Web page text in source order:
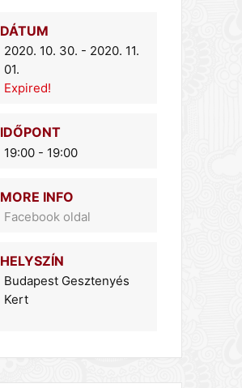
DÁTUM
2020. 10. 30. - 2020. 11.
01.
Expired!
IDŐPONT
19:00 - 19:00
MORE INFO
Facebook oldal
HELYSZÍN
Budapest Gesztenyés
Kert